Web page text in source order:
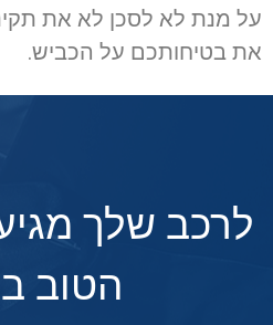
על מנת לא לסכן לא את
את בטיחותכם על הכביש.
לרכב שלך
הטוב